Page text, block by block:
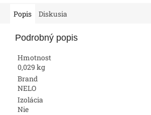
Popis Diskusia
Podrobný popis
Hmotnost
0,029 kg
Brand
NELO
Izolácia
Nie